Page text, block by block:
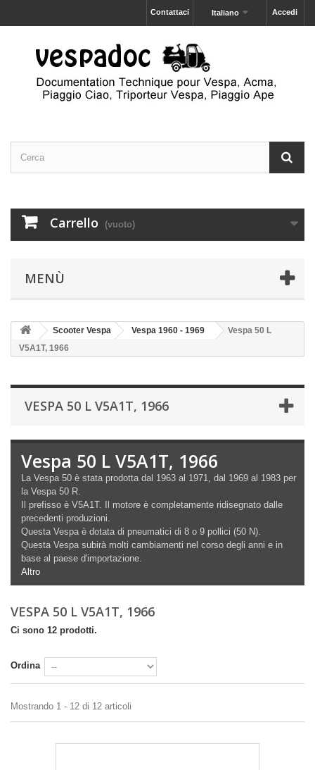
Accedi
Italiano
Contattaci
Carrello (vuoto)
MENÙ
Scooter Vespa Vespa 1960 - 1969
Vespa 50 L
V5A1T, 1966
VESPA 50 L V5A1T, 1966
Vespa 50 L V5A1T, 1966
La Vespa 50 è stata prodotta dal 1963 al 1971, dal 1969 al 1983 per
la Vespa 50 R.
Il prefisso è V5A1T. Il motore è completamente ridisegnato dalle
precedenti produzioni.
Questa Vespa è dotata di pneumatici di 8 o 9 pollici (50 N).
Questa Vespa subirà molti cambiamenti nel corso degli anni e in
base al paese d'importazione.
Altro
VESPA 50 L V5A1T, 1966
Ci sono 12 prodotti.
Ordina
Mostrando 1 - 12 di 12 articoli